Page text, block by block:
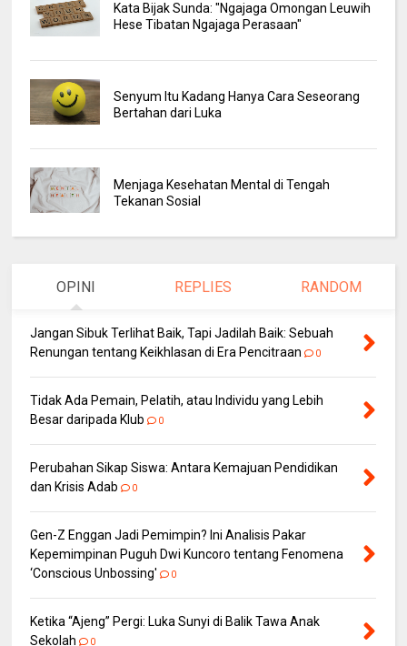
Kata Bijak Sunda: "Ngajaga Omongan Leuwih
Hese Tibatan Ngajaga Perasaan"
Senyum Itu Kadang Hanya Cara Seseorang
Bertahan dari Luka
Menjaga Kesehatan Mental di Tengah
Tekanan Sosial
OPINI REPLIES RANDOM
Jangan Sibuk Terlihat Baik, Tapi Jadilah Baik: Sebuah
Renungan tentang Keikhlasan di Era Pencitraan
0
Tidak Ada Pemain, Pelatih, atau Individu yang Lebih
Besar daripada Klub
0
Perubahan Sikap Siswa: Antara Kemajuan Pendidikan
dan Krisis Adab
0
Gen-Z Enggan Jadi Pemimpin? Ini Analisis Pakar
Kepemimpinan Puguh Dwi Kuncoro tentang Fenomena
‘Conscious Unbossing'
0
Ketika “Ajeng” Pergi: Luka Sunyi di Balik Tawa Anak
Sekolah
0